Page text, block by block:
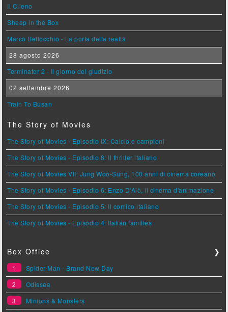
Il Cileno
Sheep in the Box
Marco Bellocchio - La porta della realtà
28 agosto 2026
Terminator 2 - Il giorno del giudizio
02 settembre 2026
Train To Busan
The Story of Movies
The Story of Movies - Episodio IX: Calcio e campioni
The Story of Movies - Episodio 8: Il thriller italiano
The Story of Movies VII: Jung Woo-Sung, 100 anni di cinema coreano
The Story of Movies - Episodio 6: Enzo D'Alò, il cinema d'animazione
The Story of Movies - Episodio 5: Il comico italiano
The Story of Movies - Episodio 4: Italian families
Box Office ❯
1
Spider-Man - Brand New Day
2
Odissea
3
Minions & Monsters